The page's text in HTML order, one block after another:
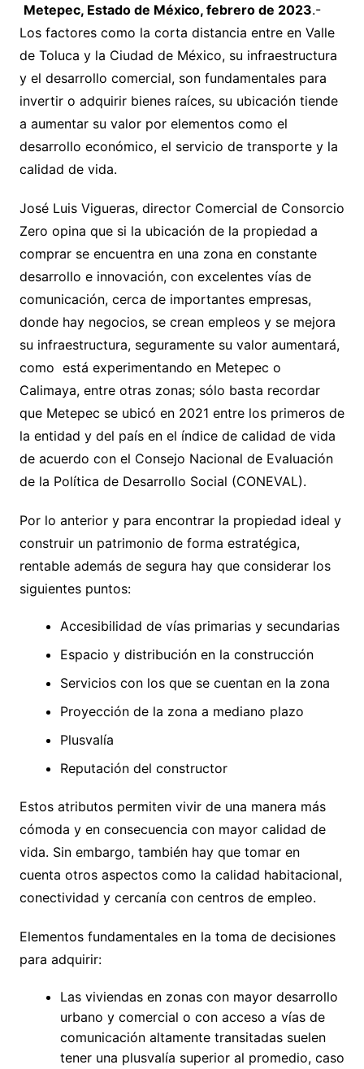
Metepec, Estado de México, febrero de 2023.-
Los factores como la corta distancia entre en Valle
de Toluca y la Ciudad de México, su infraestructura
y el desarrollo comercial, son fundamentales para
invertir o adquirir bienes raíces, su ubicación tiende
a aumentar su valor por elementos como el
desarrollo económico, el servicio de transporte y la
calidad de vida.
José Luis Vigueras, director Comercial de Consorcio
Zero opina que si la ubicación de la propiedad a
comprar se encuentra en una zona en constante
desarrollo e innovación, con excelentes vías de
comunicación, cerca de importantes empresas,
donde hay negocios, se crean empleos y se mejora
su infraestructura, seguramente su valor aumentará,
como está experimentando en Metepec o
Calimaya, entre otras zonas; sólo basta recordar
que Metepec se ubicó en 2021 entre los primeros de
la entidad y del país en el índice de calidad de vida
de acuerdo con el Consejo Nacional de Evaluación
de la Política de Desarrollo Social (CONEVAL).
Por lo anterior y para encontrar la propiedad ideal y
construir un patrimonio de forma estratégica,
rentable además de segura hay que considerar los
siguientes puntos:
Accesibilidad de vías primarias y secundarias
Espacio y distribución en la construcción
Servicios con los que se cuentan en la zona
Proyección de la zona a mediano plazo
Plusvalía
Reputación del constructor
Estos atributos permiten vivir de una manera más
cómoda y en consecuencia con mayor calidad de
vida. Sin embargo, también hay que tomar en
cuenta otros aspectos como la calidad habitacional,
conectividad y cercanía con centros de empleo.
Elementos fundamentales en la toma de decisiones
para adquirir:
Las viviendas en zonas con mayor desarrollo
urbano y comercial o con acceso a vías de
comunicación altamente transitadas suelen
tener una plusvalía superior al promedio, caso